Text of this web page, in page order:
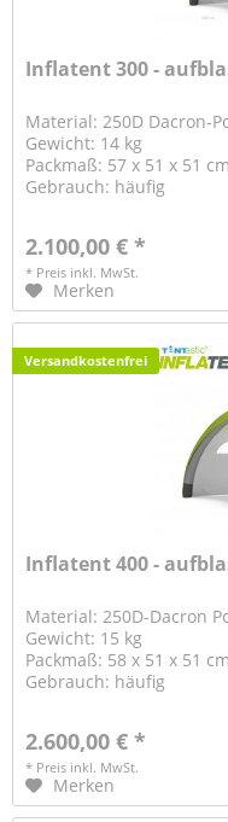
Inflatent 300 -
Material: 250D Dacron-
Gewicht: 14 kg
Packmaß: 57 x 51 x 51 cm
Gebrauch: häufig
2.100,00 € *
* Preis inkl. MwSt.
Merken
Versandkostenfrei
Inflatent 400 -
Material: 250D-Dacron
Gewicht: 15 kg
Packmaß: 58 x 51 x 51 cm
Gebrauch: häufig
2.600,00 € *
* Preis inkl. MwSt.
Merken